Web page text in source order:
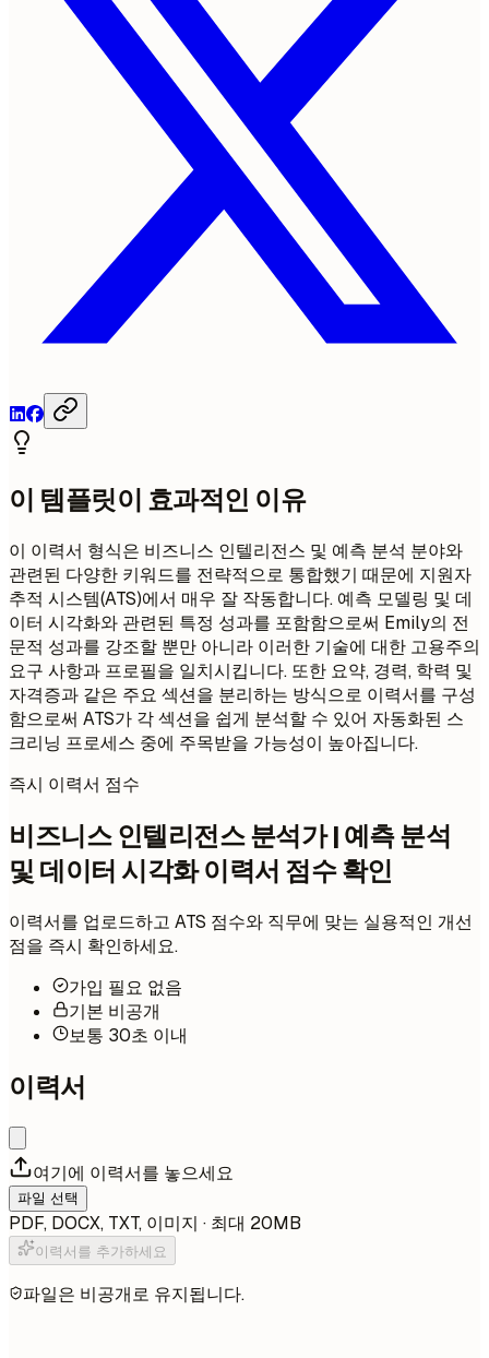
이 템플릿이 효과적인 이유
이 이력서 형식은 비즈니스 인텔리전스 및 예측 분석 분야와
관련된 다양한 키워드를 전략적으로 통합했기 때문에 지원자
추적 시스템(ATS)에서 매우 잘 작동합니다. 예측 모델링 및 데
이터 시각화와 관련된 특정 성과를 포함함으로써 Emily의 전
문적 성과를 강조할 뿐만 아니라 이러한 기술에 대한 고용주의
요구 사항과 프로필을 일치시킵니다. 또한 요약, 경력, 학력 및
자격증과 같은 주요 섹션을 분리하는 방식으로 이력서를 구성
함으로써 ATS가 각 섹션을 쉽게 분석할 수 있어 자동화된 스
크리닝 프로세스 중에 주목받을 가능성이 높아집니다.
즉시 이력서 점수
비즈니스 인텔리전스 분석가 | 예측 분석
및 데이터 시각화 이력서 점수 확인
이력서를 업로드하고 ATS 점수와 직무에 맞는 실용적인 개선
점을 즉시 확인하세요.
가입 필요 없음
기본 비공개
보통 30초 이내
이력서
여기에 이력서를 놓으세요
파일 선택
PDF, DOCX, TXT, 이미지 · 최대 20MB
이력서를 추가하세요
파일은 비공개로 유지됩니다.